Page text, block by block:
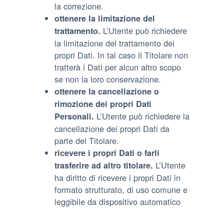
la correzione.
ottenere la limitazione del
trattamento. L’Utente può richiedere
la limitazione del trattamento dei
propri Dati. In tal caso il Titolare non
tratterà i Dati per alcun altro scopo
se non la loro conservazione.
ottenere la cancellazione o
rimozione dei propri Dati
Personali. L’Utente può richiedere la
cancellazione dei propri Dati da
parte del Titolare.
ricevere i propri Dati o farli
trasferire ad altro titolare. L’Utente
ha diritto di ricevere i propri Dati in
formato strutturato, di uso comune e
leggibile da dispositivo automatico